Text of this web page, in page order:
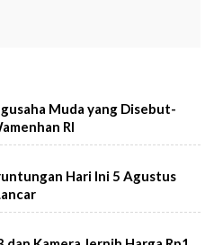
Muda yang Disebut-
RI
Hari Ini 5 Agustus